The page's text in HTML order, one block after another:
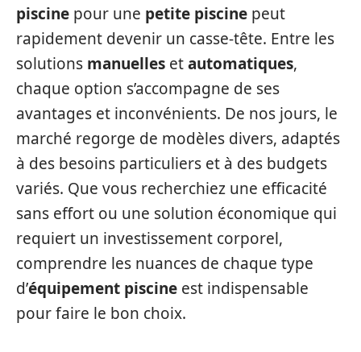
piscine pour une petite piscine peut
rapidement devenir un casse-tête. Entre les
solutions manuelles etautomatiques,
chaque option s’accompagne de ses
avantages et inconvénients. De nos jours, le
marché regorge de modèles divers, adaptés
à des besoins particuliers et à des budgets
variés. Que vous recherchiez une efficacité
sans effort ou une solution économique qui
requiert un investissement corporel,
comprendre les nuances de chaque type
d’équipement piscine est indispensable
pour faire le bon choix.